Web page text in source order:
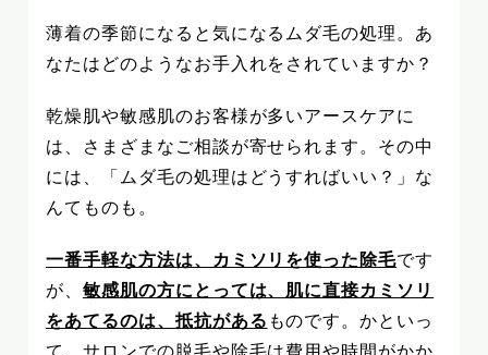
薄着の季節になると気になるムダ毛の処理。あ
なたはどのようなお手入れをされていますか？
乾燥肌や敏感肌のお客様が多いアースケアに
は、さまざまなご相談が寄せられます。その中
には、「ムダ毛の処理はどうすればいい？」な
んてものも。
一番手軽な方法は、カミソリを使った除毛です
が、 敏感肌の方にとっては、肌に直接カミソリ
をあてるのは、抵抗がある ものです。かといっ
て、サロンでの脱毛や除毛は費用や時間がかか